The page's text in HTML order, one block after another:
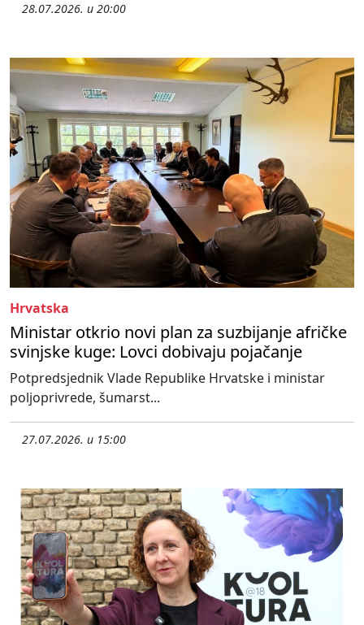
28.07.2026. u 20:00
Hrvatska
Ministar otkrio novi plan za suzbijanje afričke
svinjske kuge: Lovci dobivaju pojačanje
Potpredsjednik Vlade Republike Hrvatske i ministar
poljoprivrede, šumarst...
27.07.2026. u 15:00